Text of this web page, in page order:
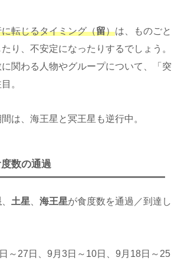
転じるタイミング（留）は、ものごと
り、不安定になったりするでしょう。
関わる人物やグループについて、「突
。
は、海王星と冥王星も逆行中。
数の通過
土星 海王星が食度数を通過／到達し
～27日、9月3日～10日、9月18日～25